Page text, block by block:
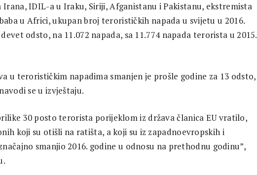
IDIL-a u Iraku, Siriji, Afganistanu i Pakistanu, ekstremista
u Africi, ukupan broj terorističkih napada u svijetu u 2016.
odsto, na 11.072 napada, sa 11.774 napada terorista u 2015.
u terorističkim napadima smanjen je prošle godine za 13 odsto,
se u izvještaju.
30 posto terorista porijeklom iz država članica EU vratilo,
koji su otišli na ratišta, a koji su iz zapadnoevropskih i
smanjio 2016. godine u odnosu na prethodnu godinu”,